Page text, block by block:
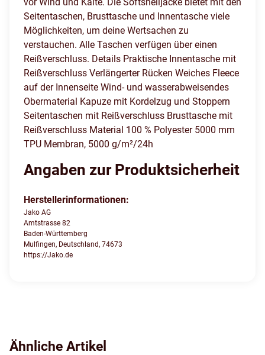
Seitentaschen, Brusttasche und Innentasche viele
Möglichkeiten, um deine Wertsachen zu
verstauchen. Alle Taschen verfügen über einen
Reißverschluss. Details Praktische Innentasche mit
Reißverschluss Verlängerter Rücken Weiches Fleece
auf der Innenseite Wind- und wasserabweisendes
Obermaterial Kapuze mit Kordelzug und Stoppern
Seitentaschen mit Reißverschluss Brusttasche mit
Reißverschluss Material 100 % Polyester 5000 mm
TPU Membran, 5000 g/m²/24h
Angaben zur Produktsicherheit
Herstellerinformationen:
Jako AG
Amtstrasse 82
Baden-Württemberg
Mulfingen, Deutschland, 74673
https://Jako.de
Ähnliche Artikel